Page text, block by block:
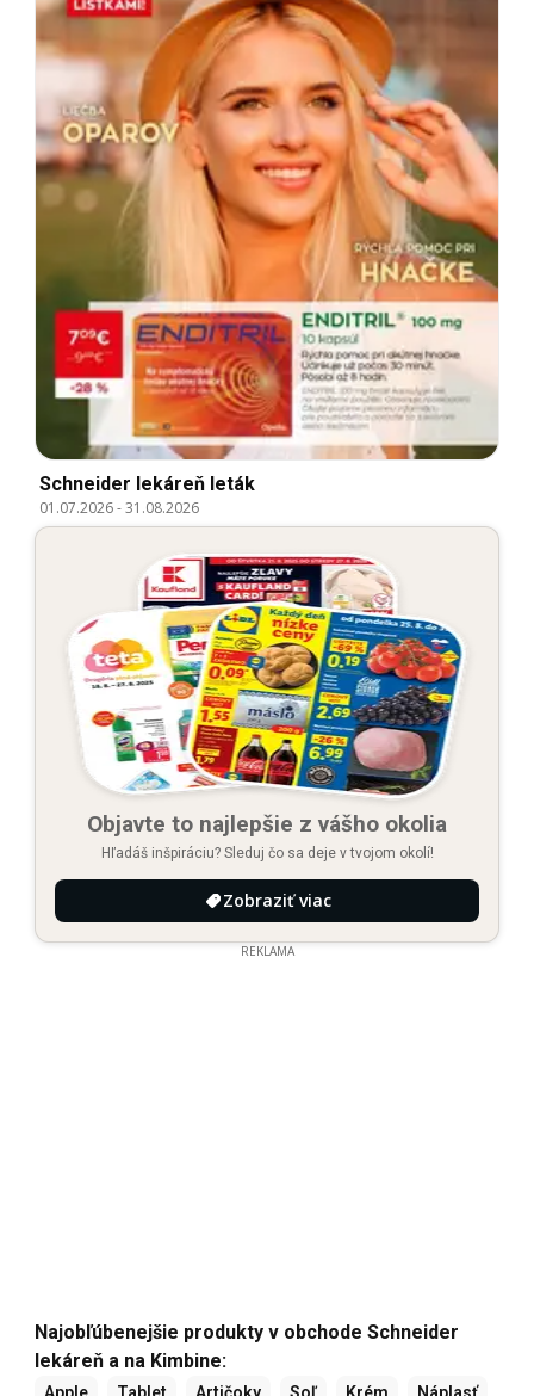
Schneider lekáreň leták
01.07.2026-31.08.2026
Objavte to najlepšie z vášho okolia
Hľadáš inšpiráciu? Sleduj čo sa deje v tvojom okolí!
Zobraziť viac
REKLAMA
Najobľúbenejšie produkty v obchode Schneider
lekáreň a na Kimbine:
Apple Tablet Artičoky Soľ Krém Náplasť